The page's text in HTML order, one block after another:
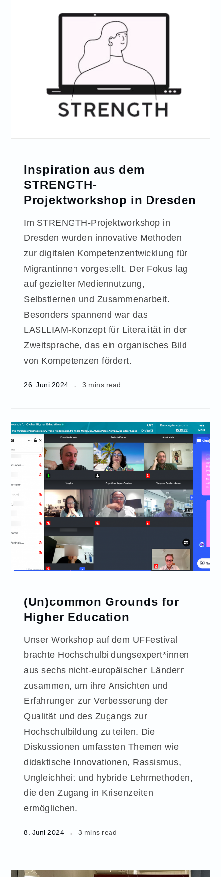
Inspiration aus dem
STRENGTH-
Projektworkshop in Dresden
Im STRENGTH-Projektworkshop in
Dresden wurden innovative Methoden
zur digitalen Kompetenzentwicklung für
Migrantinnen vorgestellt. Der Fokus lag
auf gezielter Mediennutzung,
Selbstlernen und Zusammenarbeit.
Besonders spannend war das
LASLLIAM-Konzept für Literalität in der
Zweitsprache, das ein organisches Bild
von Kompetenzen fördert.
26. Juni 2024 3 mins read
(Un)common Grounds for
Higher Education
Unser Workshop auf dem UFFestival
brachte Hochschulbildungsexpert*innen
aus sechs nicht-europäischen Ländern
zusammen, um ihre Ansichten und
Erfahrungen zur Verbesserung der
Qualität und des Zugangs zur
Hochschulbildung zu teilen. Die
Diskussionen umfassten Themen wie
didaktische Innovationen, Rassismus,
Ungleichheit und hybride Lehrmethoden,
die den Zugang in Krisenzeiten
ermöglichen.
8. Juni 2024 3 mins read